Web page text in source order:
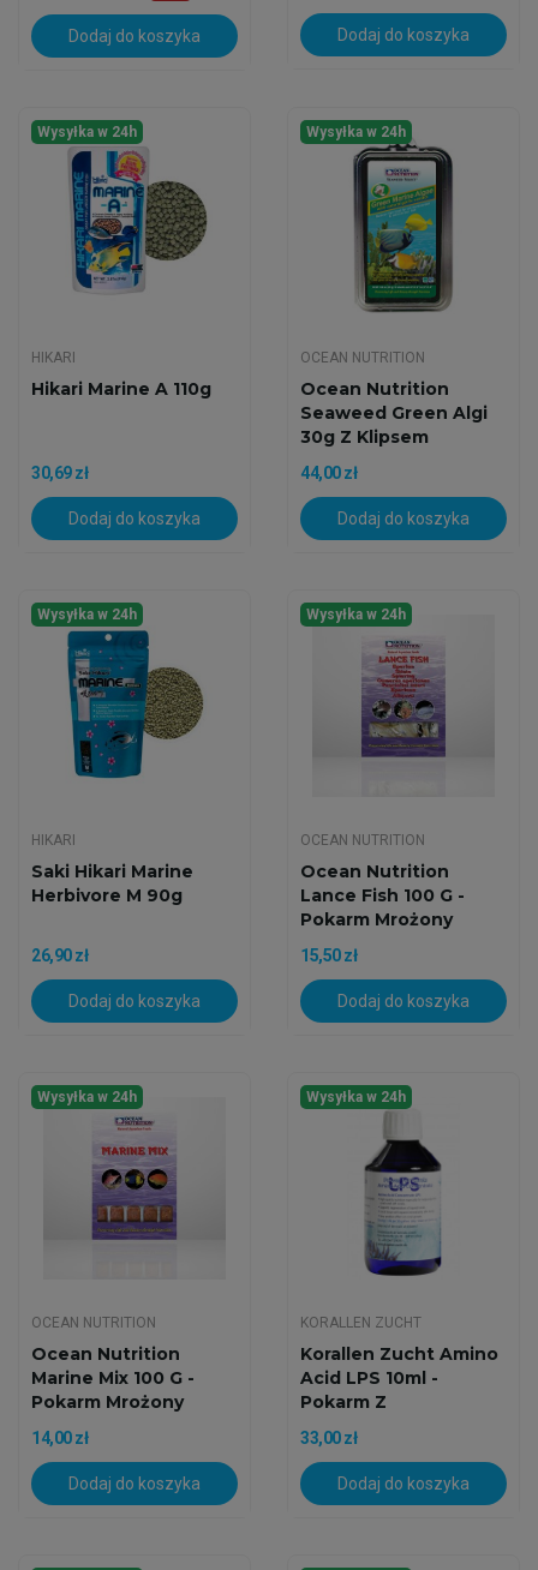
Dodaj do koszyka Dodaj do koszyka
Wysyłka w 24h
HIKARI
Hikari Marine A 110g
30,69 zł
Dodaj do koszyka
Wysyłka w 24h
OCEAN NUTRITION
Ocean Nutrition
Seaweed Green Algi
30g Z Klipsem
44,00 zł
Dodaj do koszyka
Wysyłka w 24h
HIKARI
Saki Hikari Marine
Herbivore M 90g
26,90 zł
Dodaj do koszyka
Wysyłka w 24h
OCEAN NUTRITION
Ocean Nutrition
Lance Fish 100 G -
Pokarm Mrożony
15,50 zł
Dodaj do koszyka
Wysyłka w 24h
OCEAN NUTRITION
Ocean Nutrition
Marine Mix 100 G -
Pokarm Mrożony
14,00 zł
Dodaj do koszyka
Wysyłka w 24h
KORALLEN ZUCHT
Korallen Zucht Amino
Acid LPS 10ml -
Pokarm Z
Witaminami...
33,00 zł
Dodaj do koszyka